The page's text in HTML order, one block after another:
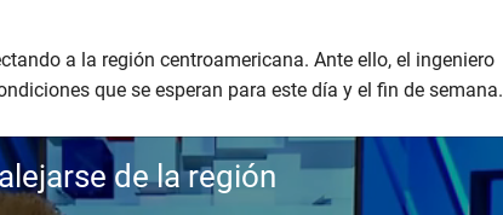
a la región centroamericana. Ante ello, el ingeniero
que se esperan para este día y el fin de semana.
de la región